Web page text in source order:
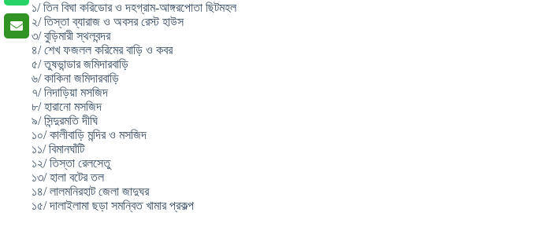
১/ তিন বিঘা করিডোর ও দহগ্রাম-আঙ্গরপোতা ছিটমহল
২/ তিস্তা ব্যারাজ ও অবসর রেস্ট হাউস
৩/ বুড়িমারী স্থলবন্দর
৪/ শেখ ফজলল করিমের বাড়ি ও কবর
৫/ তুষভান্ডার জমিদারবাড়ি
৬/ কাকিনা জমিদারবাড়ি
৭/ নিদাড়িয়া মসজিদ
৮/ হারানো মসজিদ
৯/ সিন্দুরমতি দীঘি
১০/ কালীবাড়ি মন্দির ও মসজিদ
১১/ বিমানঘাঁটি
১২/ তিস্তা রেলসেতু
১৩/ হালা বটের তল
১৪/ লালমনিরহাট জেলা জাদুঘর
১৫/ দালাইলামা ছড়া সমন্বিত খামার প্রকল্প